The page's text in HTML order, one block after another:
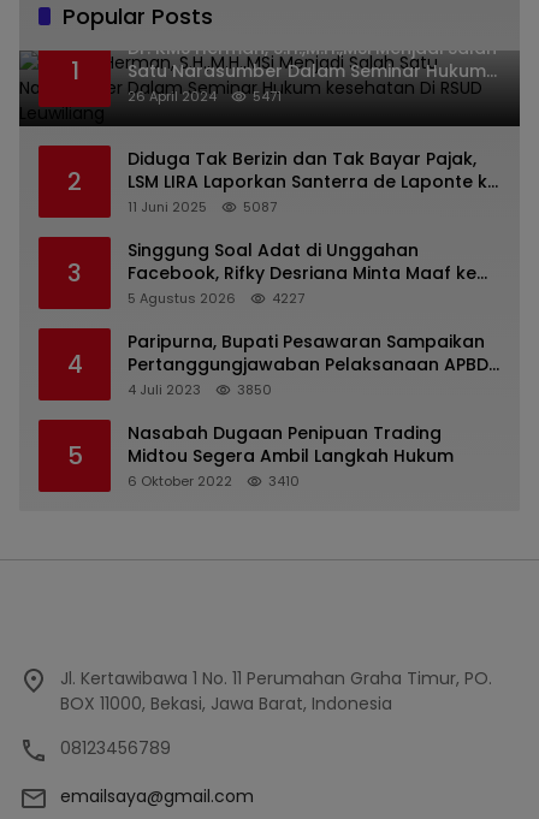
Popular Posts
1
Dr. KMS Herman, S.H.,M.H.,MSi Menjadi Salah
Satu Narasumber Dalam Seminar Hukum
kesehatan Di RSUD Leuwiliang
26 April 2024 5471
2
Diduga Tak Berizin dan Tak Bayar Pajak,
LSM LIRA Laporkan Santerra de Laponte ke
Kejaksaan Kota Batu
11 Juni 2025 5087
3
Singgung Soal Adat di Unggahan
Facebook, Rifky Desriana Minta Maaf ke
PDA dan Bupati Kubar
5 Agustus 2026 4227
4
Paripurna, Bupati Pesawaran Sampaikan
Pertanggungjawaban Pelaksanaan APBD
2022
4 Juli 2023 3850
5
Nasabah Dugaan Penipuan Trading
Midtou Segera Ambil Langkah Hukum
6 Oktober 2022 3410
Jl. Kertawibawa 1 No. 11 Perumahan Graha Timur, PO.
BOX 11000, Bekasi, Jawa Barat, Indonesia
08123456789
emailsaya@gmail.com